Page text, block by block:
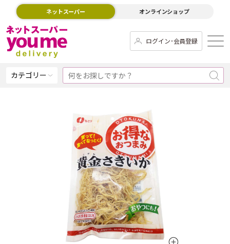
ネットスーパー オンラインショップ
ログイン･会員登録
カテゴリー